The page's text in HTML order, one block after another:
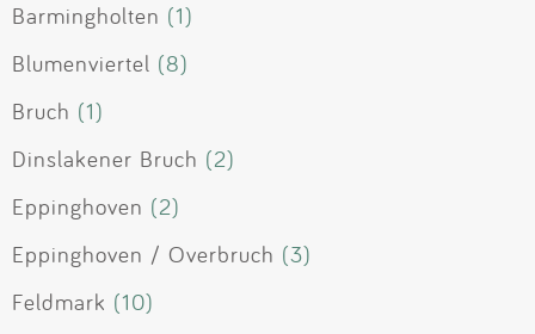
Barmingholten (1)
Blumenviertel (8)
Bruch (1)
Dinslakener Bruch (2)
Eppinghoven (2)
Eppinghoven / Overbruch (3)
Feldmark (10)